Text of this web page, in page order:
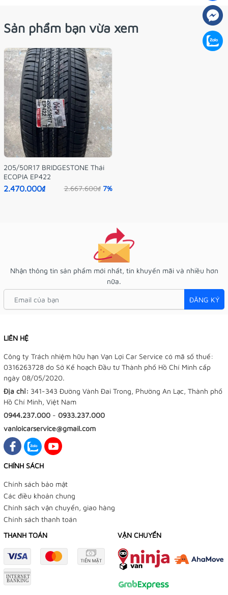
Sản phẩm bạn vừa xem
205/50R17 BRIDGESTONE Thái
ECOPIA EP422
2.470.000₫ 2.667.600₫ 7%
Nhận thông tin sản phẩm mới nhất, tin khuyến mãi và nhiều hơn
nữa.
ĐĂNG KÝ
LIÊN HỆ
Công ty Trách nhiệm hữu hạn Vạn Lợi Car Service có mã số thuế:
0316263728 do Sở Kế hoạch Đầu tư Thành phố Hồ Chí Minh cấp
ngày 08/05/2020.
Địa chỉ: 341-343 Đường Vành Đai Trong, Phường An Lạc, Thành phố
Hồ Chí Minh, Việt Nam
0944.237.000 - 0933.237.000
vanloicarservice@gmail.com
CHÍNH SÁCH
Chính sách bảo mật
Các điều khoản chung
Chính sách vận chuyển, giao hàng
Chính sách thanh toán
THANH TOÁN
VẬN CHUYỂN